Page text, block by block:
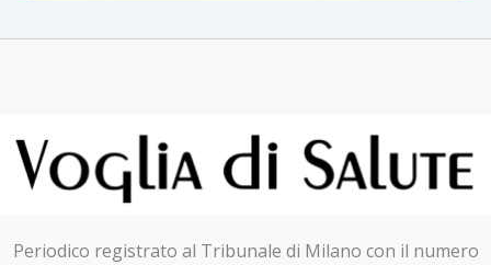
Periodico registrato al Tribunale di Milano con il numero